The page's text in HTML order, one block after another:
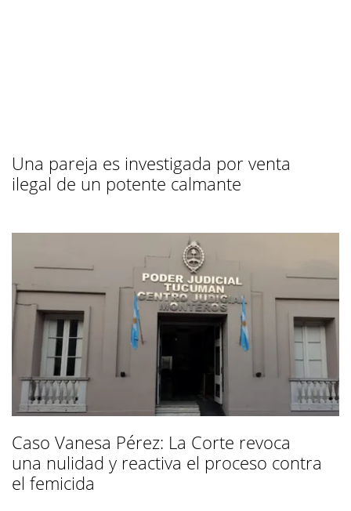
Una pareja es investigada por venta
ilegal de un potente calmante
Caso Vanesa Pérez: La Corte revoca
una nulidad y reactiva el proceso contra
el femicida